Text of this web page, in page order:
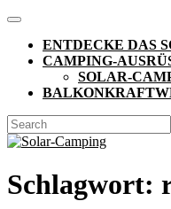
Skip
content
Open
ButtonENTDECKE DAS
CAMPING-
SOLAR-
CLOSE
BUTTON
Search
for:
Schlagwort: